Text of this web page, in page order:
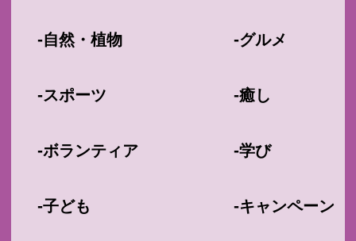
-自然・植物
-スポーツ
-ボランティア
-子ども
-グルメ
-癒し
-学び
-キャンペーン